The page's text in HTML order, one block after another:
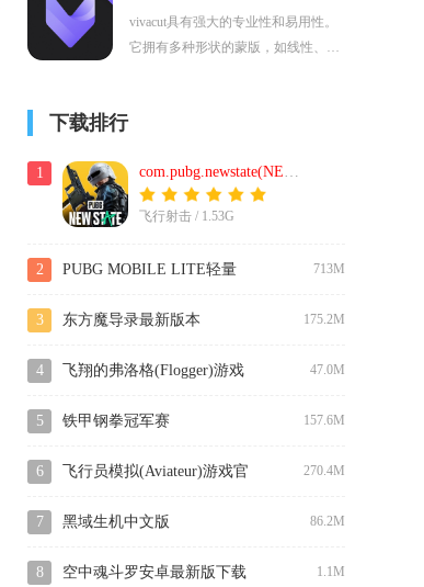
小说还是想查找内容都是一秒完成。
vivacut具有强大的专业性和易用性。
它拥有多种形状的蒙版，如线性、镜
下载排行
1 com.pubg.newstate(NEW STATE Mobile)最新版
飞行射击 / 1.53G
2 PUBG MOBILE LITE轻量
低配版下载
713M
3 东方魔导录最新版本 175.2M
4 飞翔的弗洛格(Flogger)游戏
安卓最新版下载
47.0M
5 铁甲钢拳冠军赛
(RealSteelBoxingChampions)
最新版
157.6M
6 飞行员模拟(Aviateur)游戏官
方最新版下载
270.4M
7 黑域生机中文版 86.2M
8 空中魂斗罗安卓最新版下载 1.1M